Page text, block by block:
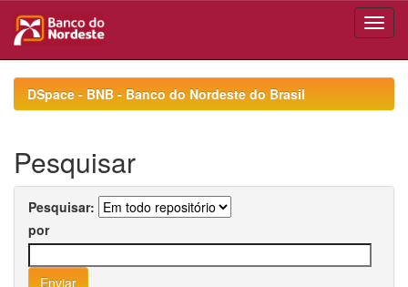
navigationDSpace - BNB - Banco do Nordeste do Brasil
Pesquisar
Pesquisar:
por